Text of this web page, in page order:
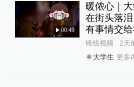
00:49
暖侬心｜
在街头落
有事情交
锋线视频
2天
大学生 更多